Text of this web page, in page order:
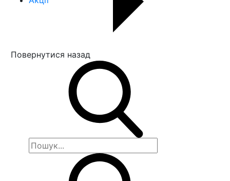
Повернутися назад